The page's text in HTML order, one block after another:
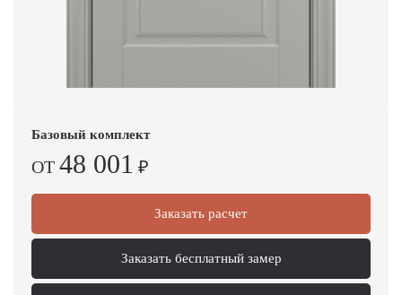
Базовый комплект
ОТ 48 001 ₽
Заказать расчет
Заказать бесплатный замер